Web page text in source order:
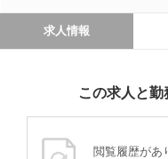
求人情報
この求人と
閲覧履歴があ